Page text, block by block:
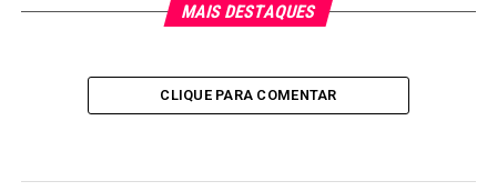
MAIS DESTAQUES
CLIQUE PARA COMENTAR